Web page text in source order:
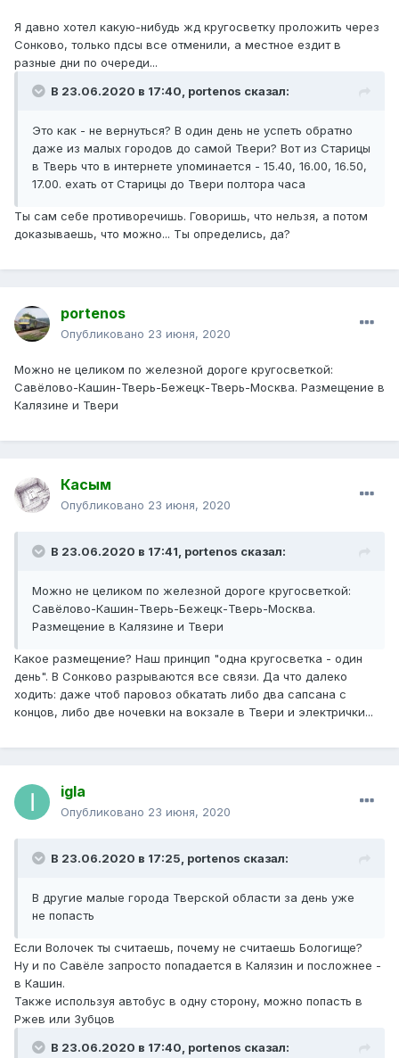
Я давно хотел какую-нибудь жд кругосветку проложить через
Сонково, только пдсы все отменили, а местное ездит в
разные дни по очереди...
В 23.06.2020 в 17:40, portenos сказал:
Это как - не вернуться? В один день не успеть обратно
даже из малых городов до самой Твери? Вот из Старицы
в Тверь что в интернете упоминается - 15.40, 16.00, 16.50,
17.00. ехать от Старицы до Твери полтора часа
Ты сам себе противоречишь. Говоришь, что нельзя, а потом
доказываешь, что можно... Ты определись, да?
portenos
Опубликовано 23 июня, 2020
Можно не целиком по железной дороге кругосветкой:
Савёлово-Кашин-Тверь-Бежецк-Тверь-Москва. Размещение в
Калязине и Твери
Касым
Опубликовано 23 июня, 2020
В 23.06.2020 в 17:41, portenos сказал:
Можно не целиком по железной дороге кругосветкой:
Савёлово-Кашин-Тверь-Бежецк-Тверь-Москва.
Размещение в Калязине и Твери
Какое размещение? Наш принцип "одна кругосветка - один
день". В Сонково разрываются все связи. Да что далеко
ходить: даже чтоб паровоз обкатать либо два сапсана с
концов, либо две ночевки на вокзале в Твери и электрички...
igla
Опубликовано 23 июня, 2020
В 23.06.2020 в 17:25, portenos сказал:
В другие малые города Тверской области за день уже
не попасть
Если Волочек ты считаешь, почему не считаешь Бологище?
Ну и по Савёле запросто попадается в Калязин и посложнее -
в Кашин.
Также используя автобус в одну сторону, можно попасть в
Ржев или Зубцов
В 23.06.2020 в 17:40, portenos сказал: